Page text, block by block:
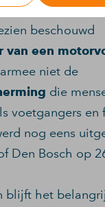
begeven,
beschouwd
van een
niet de
die
voetgangers en
nog eens
Den Bosch op
blijft het